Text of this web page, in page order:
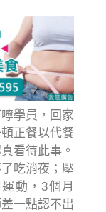
學員，回家
正餐以代餐
看待此事。
吃消夜；壓
動，3個月
一點認不出